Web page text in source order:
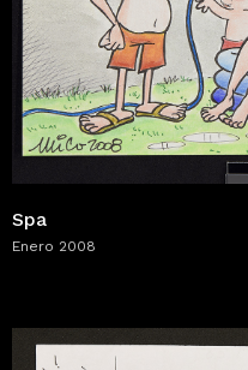
Spa
Enero 2008